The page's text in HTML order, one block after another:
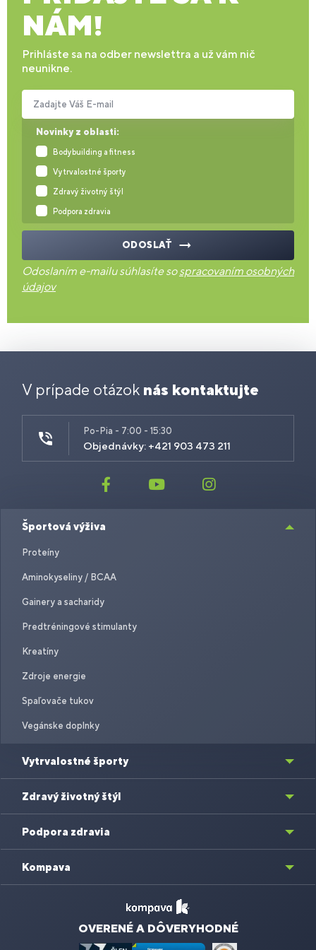
NÁM!
Prihláste sa na odber newslettra a už vám nič
neunikne.
Novinky z oblasti:
Bodybuilding a fitness
Vytrvalostné športy
Zdravý životný štýl
Podpora zdravia
Zadajte Váš E-mail
ODOSLAŤ
Odoslaním e-mailu súhlasíte sospracovaním osobných
údajov
V prípade otázok nás kontaktujte
Po-Pia - 7:00 - 15:30
Objednávky: +421 903 473 211
Športová výživa
Proteíny
Aminokyseliny / BCAA
Gainery a sacharidy
Predtréningové stimulanty
Kreatíny
Zdroje energie
Spaľovače tukov
Vegánske doplnky
Vytrvalostné športy
Zdravý životný štýl
Podpora zdravia
Kompava
OVERENÉ A DÔVERYHODNÉ